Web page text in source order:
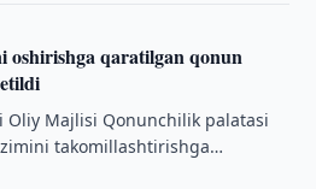
oshirishga qaratilgan qonun
Oliy Majlisi Qonunchilik palatasi
takomillashtirishga